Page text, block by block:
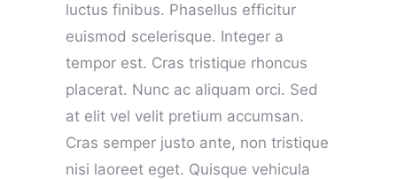
luctus finibus. Phasellus efficitur
euismod scelerisque. Integer a
tempor est. Cras tristique rhoncus
placerat. Nunc ac aliquam orci. Sed
at elit vel velit pretium accumsan.
Cras semper justo ante, non tristique
nisi laoreet eget. Quisque vehicula